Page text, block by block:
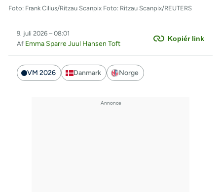
Foto: Frank Cilius/Ritzau Scanpix Foto: Ritzau Scanpix/REUTERS
Kopiér link
9. juli 2026 – 08:01
Af Emma Sparre Juul Hansen Toft
VM 2026 Danmark Norge